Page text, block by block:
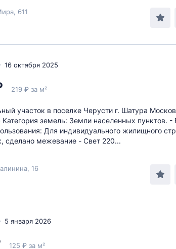
611
16 октября 2025
219 ₽ за м²
участок в поселке Черусти г. Шатура
земель: Земли населенных пунктов. -
Для индивидуального жилищного
сделано межевание - Свет 220...
16
5 января 2026
125 ₽ за м²